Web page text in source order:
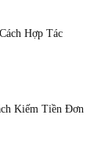
Hợp Tác
Kiếm Tiền Đơn